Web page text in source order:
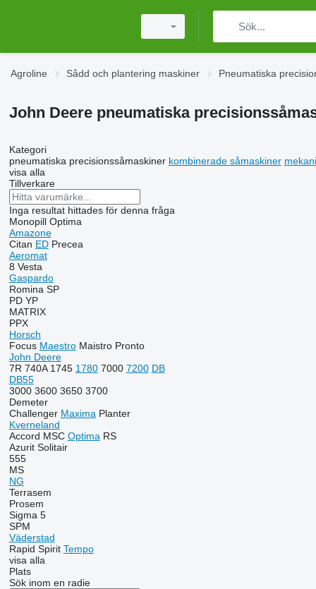
Agroline Sådd och plantering maskiner Pneumatiska
John Deere pneumatiska
Kategori
pneumatiska precisionssåmaskiner kombinerade såmaskiner
visa alla
Tillverkare
Inga resultat hittades för denna fråga
Monopill Optima
Amazone
Citan ED Precea
Aeromat
8 Vesta
Gaspardo
Romina SP
PD YP
MATRIX
PPX
Horsch
Focus Maestro Maistro Pronto
John Deere
7R 740A 1745 1780 7000 7200 DB
DB55
3000 3600 3650 3700
Demeter
Challenger Maxima Planter
Kverneland
Accord MSC Optima RS
Azurit Solitair
555
MS
NG
Terrasem
Prosem
Sigma 5
SPM
Väderstad
Rapid Spirit Tempo
visa alla
Plats
Sök inom en radie